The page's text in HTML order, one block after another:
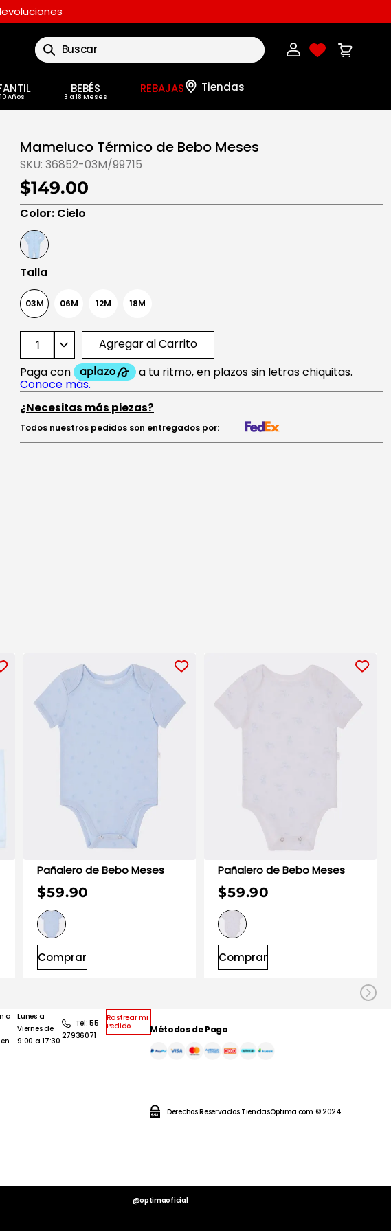
Buscar
BEBÉS REBAJAS
Mameluco Térmico de Bebo Meses
SKU: 36852-03M/99715
$149.00
Color: Cielo
Talla
03M 06M 12M 18M
Agregar al Carrito
¿Necesitas más piezas?
Todos nuestros pedidos son entregados por:
Pañalero de Bebo Meses
$59.90
Comprar
Pañalero de Bebo Meses
$59.90
Comprar
a
Lunes a
Viernes de
9:00 a 17:30
Tel: 55
27936071
Rastrear mi
Pedido
Métodos de Pago
Derechos Reservados TiendasOptima.com © 2024
@optimaoficial